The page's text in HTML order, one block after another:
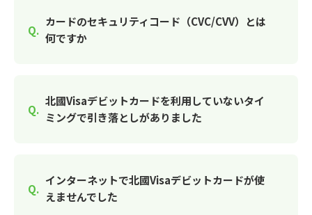
カードのセキュリティコード（CVC/CVV）とは
何ですか
北國Visaデビットカードを利用していないタイ
ミングで引き落としがありました
インターネットで北國Visaデビットカードが使
えませんでした